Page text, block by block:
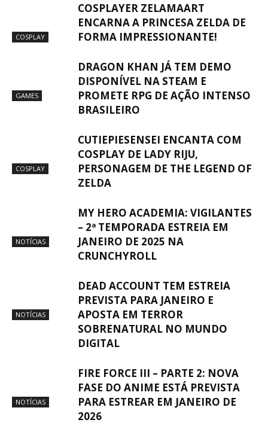
COSPLAY
COSPLAYER ZELAMAART
ENCARNA A PRINCESA ZELDA DE
FORMA IMPRESSIONANTE!
GAMES
DRAGON KHAN JÁ TEM DEMO
DISPONÍVEL NA STEAM E
PROMETE RPG DE AÇÃO INTENSO
BRASILEIRO
COSPLAY
CUTIEPIESENSEI ENCANTA COM
COSPLAY DE LADY RIJU,
PERSONAGEM DE THE LEGEND OF
ZELDA
NOTÍCIAS
MY HERO ACADEMIA: VIGILANTES
– 2ª TEMPORADA ESTREIA EM
JANEIRO DE 2025 NA
CRUNCHYROLL
NOTÍCIAS
DEAD ACCOUNT TEM ESTREIA
PREVISTA PARA JANEIRO E
APOSTA EM TERROR
SOBRENATURAL NO MUNDO
DIGITAL
NOTÍCIAS
FIRE FORCE III – PARTE 2: NOVA
FASE DO ANIME ESTÁ PREVISTA
PARA ESTREAR EM JANEIRO DE
2026